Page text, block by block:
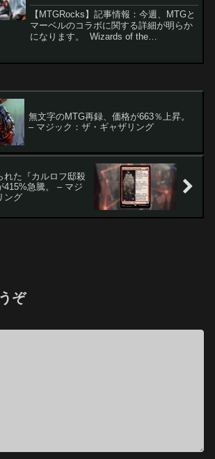
グ
【MTGRocks】記事情報：今週、MTGと
マーベルのコラボに関する詳細が明らか
になります。 Wizards of the
無文字のMTG再録、価格が663％上昇。
– マジック：ザ・ギャザリング
れた『カルロフ邸殺
415%急騰。 – マジ
ング
ぞ